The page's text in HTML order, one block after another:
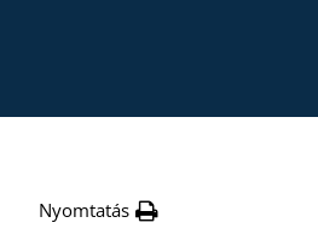
Nyomtatás